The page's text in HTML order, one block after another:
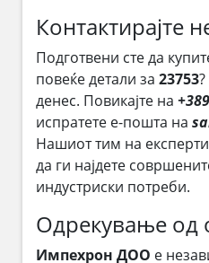
Контактирајте
Подготвени сте да
повеќе детали за 23753
денес. Повикајте на
испратете е-пошта на
Нашиот тим на
да ги најдете
индустриски потреби.
Одрекување од
Импехрон ДОО е